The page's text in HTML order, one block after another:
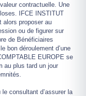
contractuelle. Une
IFCE INSTITUT
alors proposer au
ou de figurer sur
de Bénéficiaires
bon déroulement d’une
EUROPE se
au plus tard un jour
consultant d’assurer la